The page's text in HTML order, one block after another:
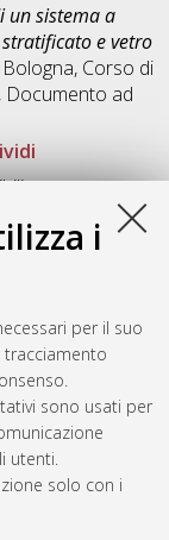
i
per il suo
sono usati per
utenti.
solo con i
un sistema a
e vetro
Corso di
, Documento ad